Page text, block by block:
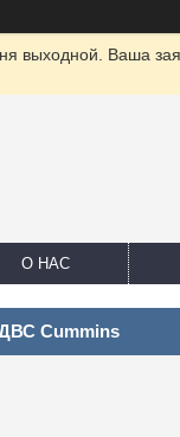
выходной. Ваша
О НАС
Cummins